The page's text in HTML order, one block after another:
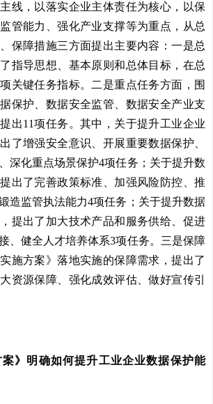
线，以落实企业主体责任为核心，以保
管能力、强化产业支撑等为重点，从总
保障措施三方面提出主要内容：一是总
指导思想、基本原则和总体目标，在总
关键任务指标。二是重点任务方面，围
保护、数据安全监管、数据安全产业支
出11项任务。其中，关于提升工业企业
了增强安全意识、开展重要数据保护、
深化重点场景保护4项任务；关于提升数
出了完善政策标准、加强风险防控、推
造监管执法能力4项任务；关于提升数据
提出了加大技术产品和服务供给、促进
、健全人才培养体系3项任务。三是保障
施方案》落地实施的保障需求，提出了
资源保障、强化成效评估、做好宣传引
案》明确如何提升工业企业数据保护能